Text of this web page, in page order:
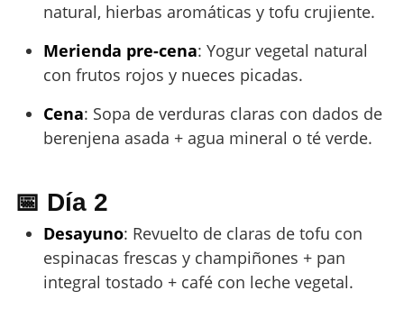
natural, hierbas aromáticas y tofu crujiente.
Merienda pre-cena: Yogur vegetal natural
con frutos rojos y nueces picadas.
Cena: Sopa de verduras claras con dados de
berenjena asada + agua mineral o té verde.
📅 Día 2
Desayuno: Revuelto de claras de tofu con
espinacas frescas y champiñones + pan
integral tostado + café con leche vegetal.